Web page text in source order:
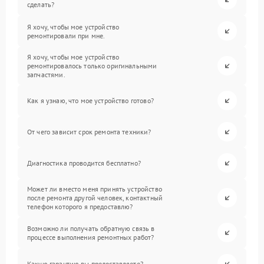
сделать?
Я хочу, чтобы мое устройство
ремонтировали при мне.
Я хочу, чтобы мое устройство
ремонтировалось только оригинальными
запчастями.
Как я узнаю, что мое устройство готово?
От чего зависит срок ремонта техники?
Диагностика проводится бесплатно?
Может ли вместо меня принять устройство
после ремонта другой человек, контактный
телефон которого я предоставлю?
Возможно ли получать обратную связь в
процессе выполнения ремонтных работ?